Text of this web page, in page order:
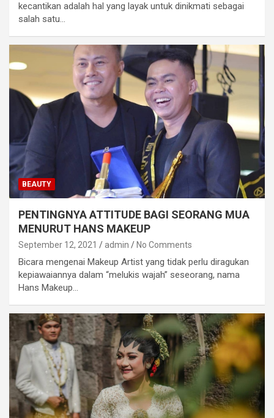
kecantikan adalah hal yang layak untuk dinikmati sebagai
salah satu…
BEAUTY
PENTINGNYA ATTITUDE BAGI SEORANG MUA
MENURUT HANS MAKEUP
September 12, 2021 admin No Comments
Bicara mengenai Makeup Artist yang tidak perlu diragukan
kepiawaiannya dalam “melukis wajah” seseorang, nama
Hans Makeup…